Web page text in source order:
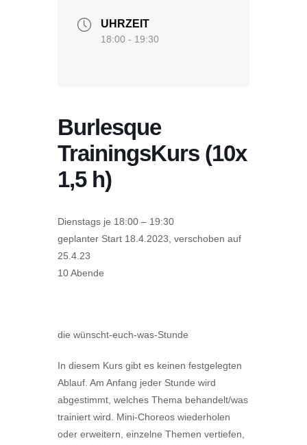
UHRZEIT
18:00 - 19:30
Burlesque
TrainingsKurs (10x
1,5 h)
Dienstags je 18:00 – 19:30
geplanter Start 18.4.2023, verschoben auf
25.4.23
10 Abende
die wünscht-euch-was-Stunde
In diesem Kurs gibt es keinen festgelegten
Ablauf. Am Anfang jeder Stunde wird
abgestimmt, welches Thema behandelt/was
trainiert wird. Mini-Choreos wiederholen
oder erweitern, einzelne Themen vertiefen,